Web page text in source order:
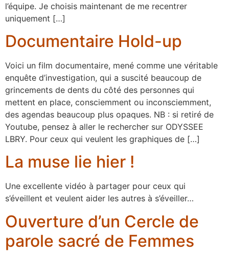
l’équipe. Je choisis maintenant de me recentrer
uniquement […]
Documentaire Hold-up
Voici un film documentaire, mené comme une véritable
enquête d’investigation, qui a suscité beaucoup de
grincements de dents du côté des personnes qui
mettent en place, consciemment ou inconsciemment,
des agendas beaucoup plus opaques. NB : si retiré de
Youtube, pensez à aller le rechercher sur ODYSSEE
LBRY. Pour ceux qui veulent les graphiques de […]
La muse lie hier !
Une excellente vidéo à partager pour ceux qui
s’éveillent et veulent aider les autres à s’éveiller…
Ouverture d’un Cercle de
parole sacré de Femmes